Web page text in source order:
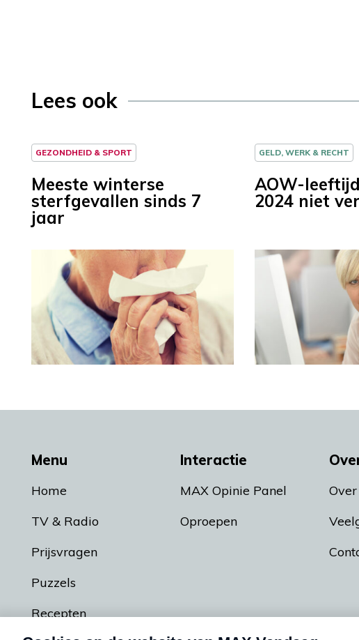
Lees ook
GEZONDHEID & SPORT
Meeste winterse
sterfgevallen sinds 7
jaar
GELD, WERK & RECHT
AOW-
2024 niet
Menu
Home
TV & Radio
Prijsvragen
Puzzels
Recepten
Interactie
MAX Opinie Panel
Oproepen